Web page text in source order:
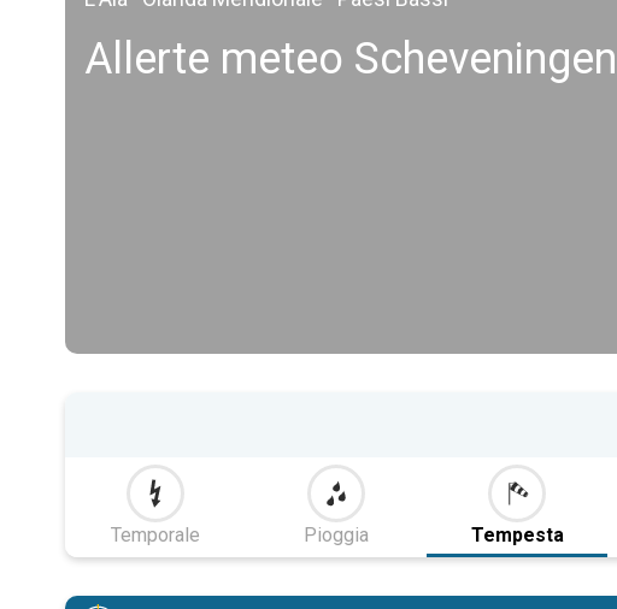
Allerte meteo Scheveningen
Temporale Pioggia Tempesta